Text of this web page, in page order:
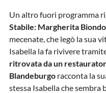
Un altro fuori programma
Stabile: Margherita Biondo
mecenate, che legò la sua
Isabella la fa rivivere
ritrovata da un
Blandeburgoracconta la
stessa Isabella che